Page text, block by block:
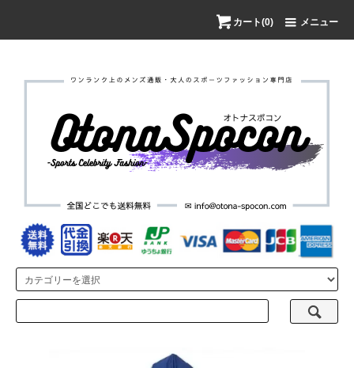
カート(0) メニュー